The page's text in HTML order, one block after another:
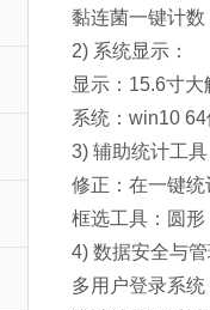
黏连菌一键计
2) 系统显示：
显示：15.6寸
系统：win10
3) 辅助统计工具
修正：在一键
框选工具：圆
4) 数据安全与
多用户登录系